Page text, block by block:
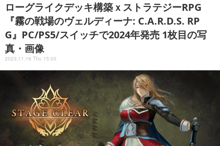
ローグライクデッキ構築ｘストラテジーRPG
『霧の戦場のヴェルディーナ: C.A.R.D.S. RP
G』PC/PS5/スイッチで2024年発売 1枚目の写
真・画像
2023.11.16 Thu 15:00